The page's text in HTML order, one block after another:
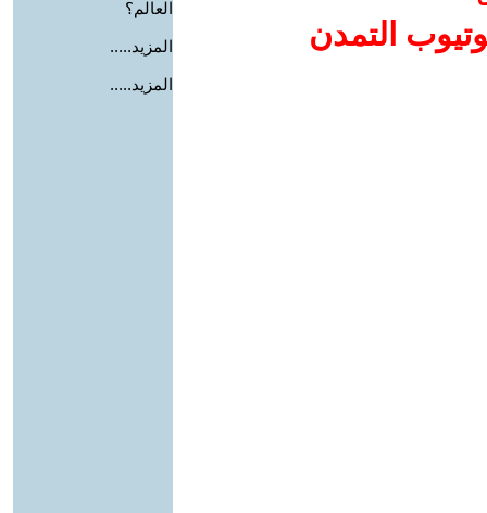
التمدن
العالم؟
المزيد.....
المزيد.....